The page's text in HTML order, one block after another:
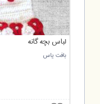
لباس بچه گانه
بافت یاس